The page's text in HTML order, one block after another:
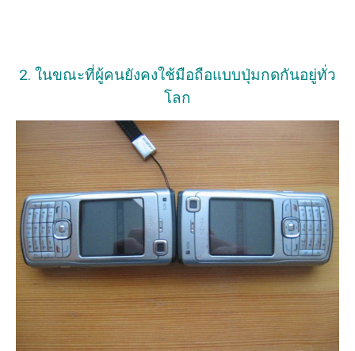
2. ในขณะที่ผู้คนยังคงใช้มือถือแบบปุ่มกดกันอยู่ทั่ว
โลก